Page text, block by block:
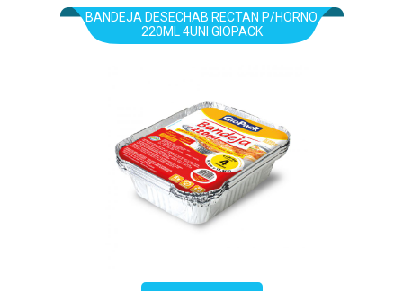
BANDEJA DESECHAB RECTAN P/HORNO
220ML 4UNI GIOPACK